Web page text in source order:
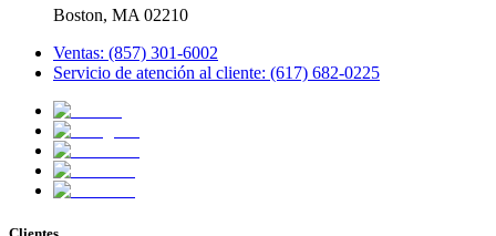
Boston, MA 02210
Ventas: (857) 301-6002
Servicio de atención al cliente: (617) 682-0225